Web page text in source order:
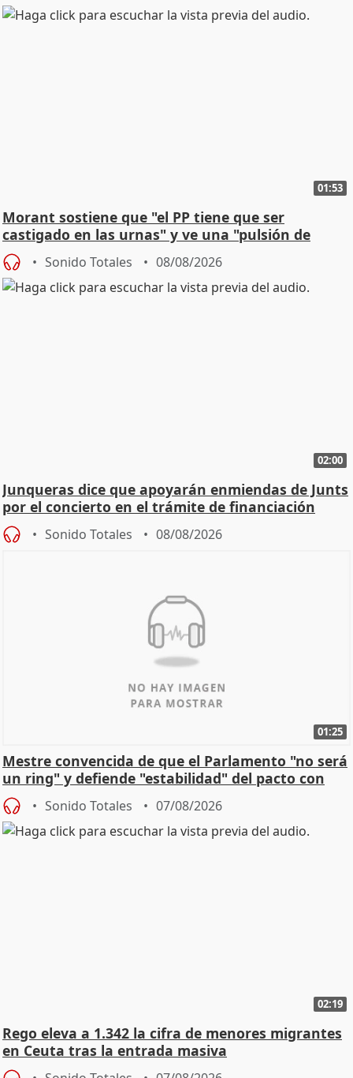
01:53
Morant sostiene que "el PP tiene que ser
castigado en las urnas" y ve una "pulsión de
cambio"
Sonido Totales 08/08/2026
02:00
Junqueras dice que apoyarán enmiendas de Junts
por el concierto en el trámite de financiación
Sonido Totales 08/08/2026
01:25
Mestre convencida de que el Parlamento "no será
un ring" y defiende "estabilidad" del pacto con
Vox
Sonido Totales 07/08/2026
02:19
Rego eleva a 1.342 la cifra de menores migrantes
en Ceuta tras la entrada masiva